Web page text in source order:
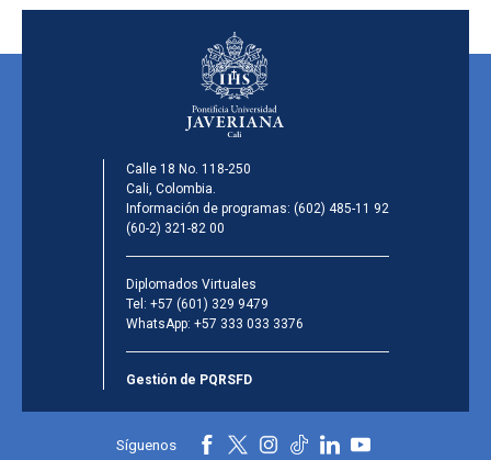
Calle 18 No. 118-250
Cali, Colombia.
Información de programas: (602) 485-11 92
(60-2) 321-82 00
Diplomados Virtuales
Tel: +57 (601) 329 9479
WhatsApp: +57 333 033 3376
Gestión de PQRSFD
Síguenos